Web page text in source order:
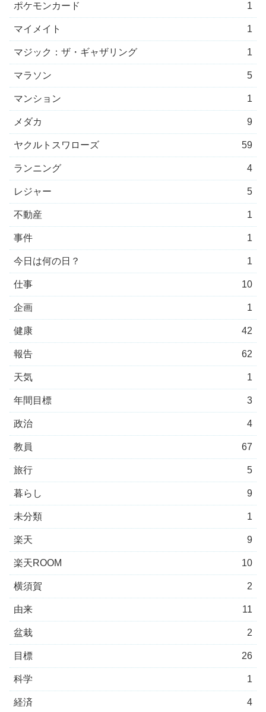
ポケモンカード 1
マイメイト 1
マジック：ザ・ギャザリング 1
マラソン 5
マンション 1
メダカ 9
ヤクルトスワローズ 59
ランニング 4
レジャー 5
不動産 1
事件 1
今日は何の日？ 1
仕事 10
企画 1
健康 42
報告 62
天気 1
年間目標 3
政治 4
教員 67
旅行 5
暮らし 9
未分類 1
楽天 9
楽天ROOM 10
横須賀 2
由来 11
盆栽 2
目標 26
科学 1
経済 4